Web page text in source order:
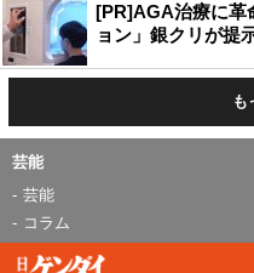
[PR]AGA治療に革
ョン」銀クリが提
も
芸能
芸能
コラム